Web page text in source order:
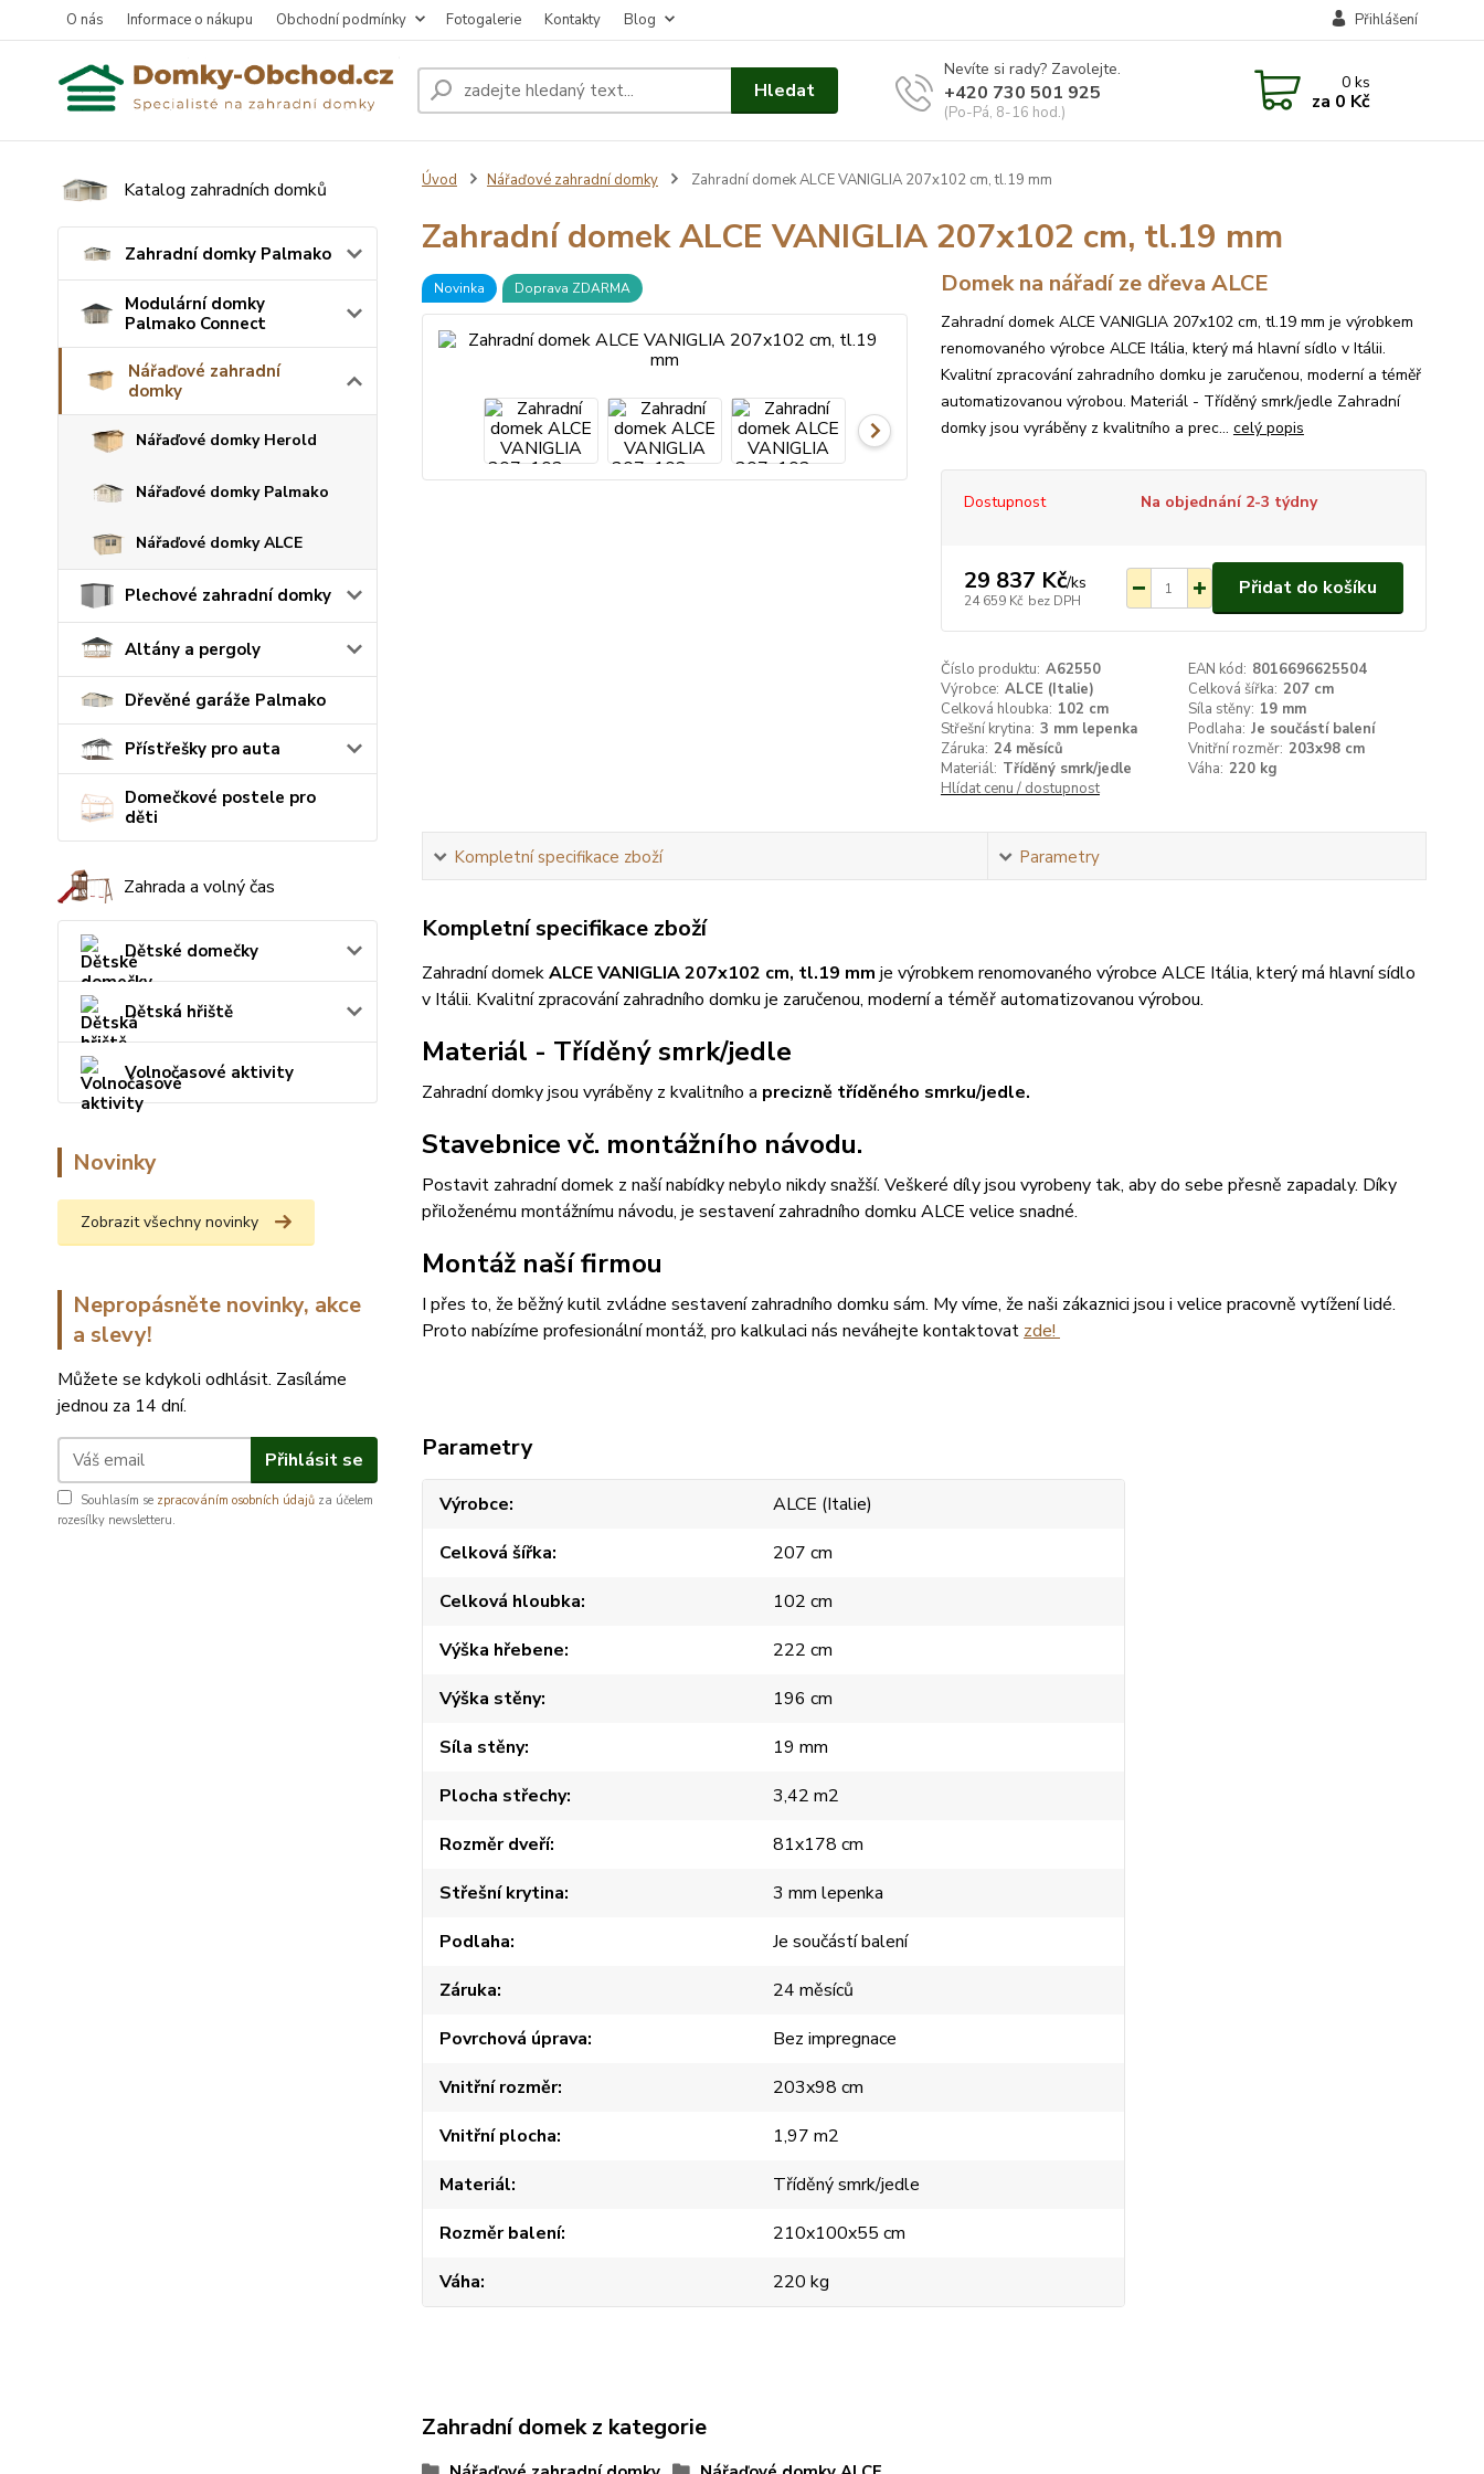
O nás Informace o nákupu Obchodní podmínky Fotogalerie Kontakty Blog Přihlášení
Hledat
Nevíte si rady? Zavolejte.
+420 730 501 925
(Po-Pá, 8-16 hod.)
0ks
za 0 Kč
Katalog zahradních domků
Zahradní domky Palmako
Modulární domky
Palmako Connect
Nářaďové zahradní
domky
Nářaďové domky Herold
Nářaďové domky Palmako
Nářaďové domky ALCE
Plechové zahradní domky
Altány a pergoly
Dřevěné garáže Palmako
Přístřešky pro auta
Domečkové postele pro
děti
Zahrada a volný čas
Dětské domečky
Dětská hřiště
Volnočasové aktivity
Novinky
Zobrazit všechny novinky
Nepropásněte novinky, akce
a slevy!
Můžete se kdykoli odhlásit. Zasíláme
jednou za 14 dní.
Přihlásit se
Souhlasím se zpracováním osobních údajů za účelem
rozesílky newsletteru.
Úvod Nářaďové zahradní domky Zahradní domek ALCE VANIGLIA 207x102 cm, tl.19 mm
Zahradní domek ALCE VANIGLIA 207x102 cm, tl.19 mm
Novinka Doprava ZDARMA Domek na nářadí ze dřeva ALCE
Zahradní domek ALCE VANIGLIA 207x102 cm, tl.19 mm je výrobkem
renomovaného výrobce ALCE Itália, který má hlavní sídlo v Itálii.
Kvalitní zpracování zahradního domku je zaručenou, moderní a téměř
automatizovanou výrobou. Materiál - Tříděný smrk/jedle Zahradní
domky jsou vyráběny z kvalitního a prec... celý popis
Dostupnost Na objednání 2-3 týdny
29 837 Kč/ks
24 659 Kč bez DPH
Přidat do košíku
Číslo produktu: A62550 EAN kód: 8016696625504
Výrobce: ALCE (Italie) Celková šířka: 207 cm
Celková hloubka: 102 cm Síla stěny: 19 mm
Střešní krytina: 3 mm lepenka Podlaha: Je součástí balení
Záruka: 24 měsíců Vnitřní rozměr: 203x98 cm
Materiál: Tříděný smrk/jedle Váha: 220 kg
Hlídat cenu / dostupnost
Kompletní specifikace zboží Parametry
Kompletní specifikace zboží
Zahradní domekALCE VANIGLIA 207x102 cm, tl.19 mm je výrobkem renomovaného výrobce ALCE Itália, který má hlavní sídlo
v Itálii. Kvalitní zpracování zahradního domku je zaručenou, moderní a téměř automatizovanou výrobou.
Materiál - Tříděný smrk/jedle
Zahradní domky jsou vyráběny z kvalitního a precizně tříděného smrku/jedle.
Stavebnice vč. montážního návodu.
Postavit zahradní domek z naší nabídky nebylo nikdy snažší. Veškeré díly jsou vyrobeny tak, aby do sebe přesně zapadaly. Díky
přiloženému montážnímu návodu, je sestavení zahradního domku ALCE velice snadné.
Montáž naší firmou
I přes to, že běžný kutil zvládne sestavení zahradního domku sám. My víme, že naši zákaznici jsou i velice pracovně vytížení lidé.
Proto nabízíme profesionální montáž, pro kalkulaci nás neváhejte kontaktovat zde!
Parametry
Výrobce
ALCE (Italie)
Celková šířka
207 cm
Celková hloubka
102 cm
Výška hřebene
222 cm
Výška stěny
196 cm
Síla stěny
19 mm
Plocha střechy
3,42 m2
Rozměr dveří
81x178 cm
Střešní krytina
3 mm lepenka
Podlaha
Je součástí balení
Záruka
24 měsíců
Povrchová úprava
Bez impregnace
Vnitřní rozměr
203x98 cm
Vnitřní plocha
1,97 m2
Materiál
Tříděný smrk/jedle
Rozměr balení
210x100x55 cm
Váha
220 kg
Zahradní domek z kategorie